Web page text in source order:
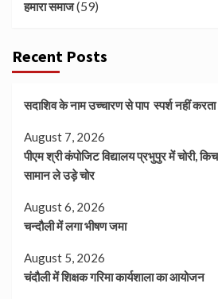
हमारा समाज(59)
Recent Posts
सदाशिव के नाम उच्चारण से पाप स्पर्श नहीं
August 7, 2026
पीएम श्री कंपोजिट विद्यालय प्रभुपुर में चोरी,
सामान ले उड़े चोर
August 6, 2026
चन्दौली में लगा भीषण जमा
August 5, 2026
चंदौली में शिक्षक गरिमा कार्यशाला का आयोजन